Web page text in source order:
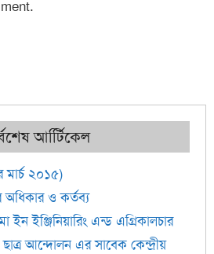
আর্টিিকেল
মার্চ ২০১৫)
অধিকার ও কর্তব্য
ইন ইঞ্জিনিয়ারিং এন্ড এগ্রিকালচার
ছাত্র আন্দোলন এর সাবেক কেন্দ্রীয়